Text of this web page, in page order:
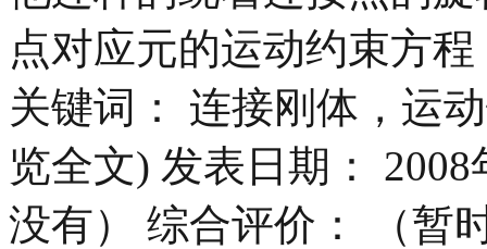
点对应元的运动约束方
关键词： 连接刚体，运
览全文) 发表日期：
没有） 综合评价： （暂